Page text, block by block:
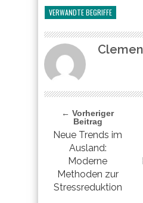
VERWANDTE BEGRIFFE
← Vorheriger
Beitrag
Neue Trends im
Ausland:
Moderne
Methoden zur
Stressreduktion